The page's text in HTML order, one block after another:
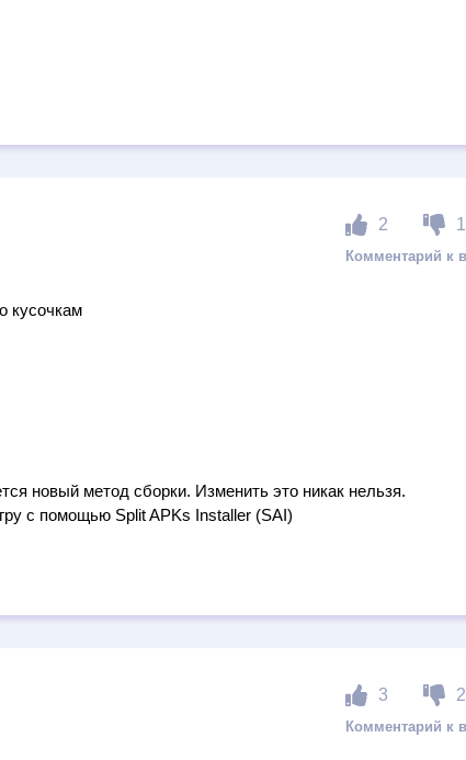
2 1
кусочкам
новый метод сборки. Изменить это никак нельзя.
с помощью Split APKs Installer (SAI)
3 2